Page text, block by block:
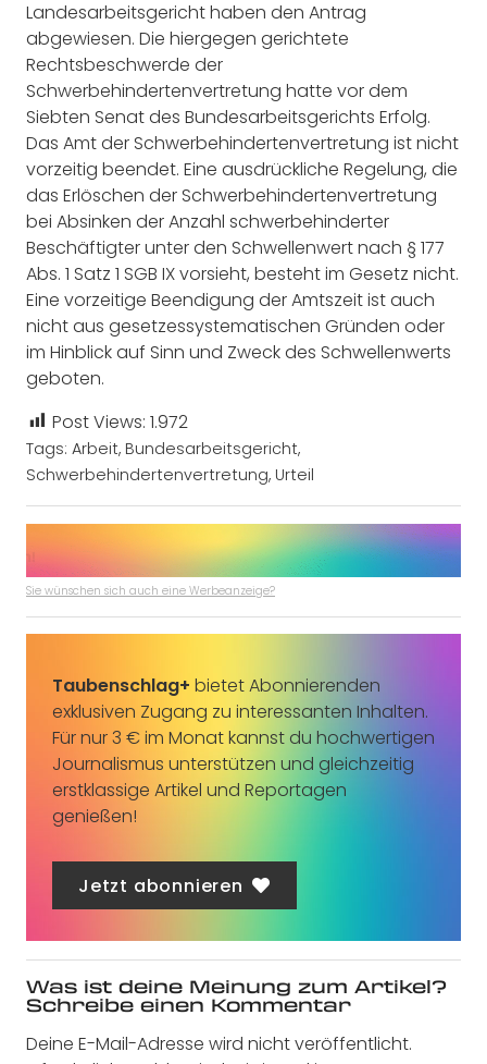
Landesarbeitsgericht haben den Antrag
abgewiesen. Die hiergegen gerichtete
Rechtsbeschwerde der
Schwerbehindertenvertretung hatte vor dem
Siebten Senat des Bundesarbeitsgerichts Erfolg.
Das Amt der Schwerbehindertenvertretung ist nicht
vorzeitig beendet. Eine ausdrückliche Regelung, die
das Erlöschen der Schwerbehindertenvertretung
bei Absinken der Anzahl schwerbehinderter
Beschäftigter unter den Schwellenwert nach § 177
Abs. 1 Satz 1 SGB IX vorsieht, besteht im Gesetz nicht.
Eine vorzeitige Beendigung der Amtszeit ist auch
nicht aus gesetzessystematischen Gründen oder
im Hinblick auf Sinn und Zweck des Schwellenwerts
geboten.
Post Views: 1.972
Tags: Arbeit, Bundesarbeitsgericht,
Schwerbehindertenvertretung, Urteil
Sie wünschen sich auch eine Werbeanzeige?
Taubenschlag+ bietet Abonnierenden
exklusiven Zugang zu interessanten Inhalten.
Für nur 3 € im Monat kannst du hochwertigen
Journalismus unterstützen und gleichzeitig
erstklassige Artikel und Reportagen
genießen!
Jetzt abonnieren
Was ist deine Meinung zum Artikel?
Schreibe einen Kommentar
Deine E-Mail-Adresse wird nicht veröffentlicht.